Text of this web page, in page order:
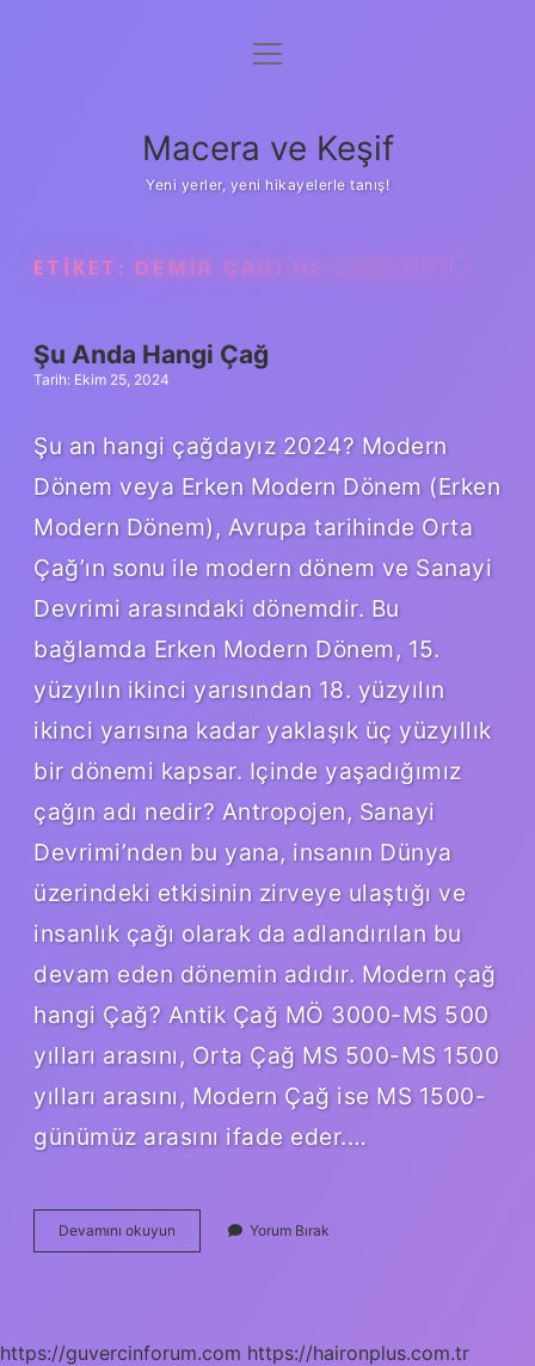
Anasayfa
Yasal Uyarı
menüyü
Macera ve Keşif
Yeni yerler, yeni hikayelerle tanış!
ETIKET: DEMIR ÇAĞI NE ZAMANDIR
Şu Anda Hangi Çağ
Tarih: Ekim 25, 2024
Şu an hangi çağdayız 2024? Modern
Dönem veya Erken Modern Dönem (Erken
Modern Dönem), Avrupa tarihinde Orta
Çağ’ın sonu ile modern dönem ve Sanayi
Devrimi arasındaki dönemdir. Bu
bağlamda Erken Modern Dönem, 15.
yüzyılın ikinci yarısından 18. yüzyılın
ikinci yarısına kadar yaklaşık üç yüzyıllık
bir dönemi kapsar. Içinde yaşadığımız
çağın adı nedir? Antropojen, Sanayi
Devrimi’nden bu yana, insanın Dünya
üzerindeki etkisinin zirveye ulaştığı ve
insanlık çağı olarak da adlandırılan bu
devam eden dönemin adıdır. Modern çağ
hangi Çağ? Antik Çağ MÖ 3000-MS 500
yılları arasını, Orta Çağ MS 500-MS 1500
yılları arasını, Modern Çağ ise MS 1500-
günümüz arasını ifade eder.…
Devamını okuyun
Anda
Yorum Bırak
https://guvercinforum.com https://haironplus.com.tr